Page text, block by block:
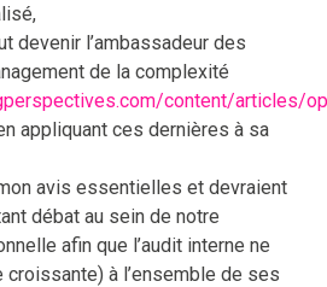
devenir l’ambassadeur des
de la complexité
content/articles/
appliquant ces dernières à sa
avis essentielles et devraient
débat au sein de notre
afin que l’audit interne ne
croissante) à l’ensemble de ses